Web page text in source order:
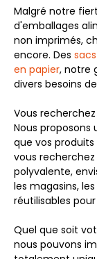
Malgré notre
d'emballages
non imprimés,
encore. Des
en papier, notre
divers besoins
Vous
Nous
que vos
vous
polyvalente,
les magasins,
réutilisables
Quel que soit
nous pouvons